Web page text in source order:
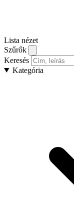
Lista nézet
Szűrők
Keresés
Kategória